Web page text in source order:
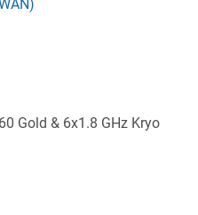
Gold & 6x1.8 GHz Kryo